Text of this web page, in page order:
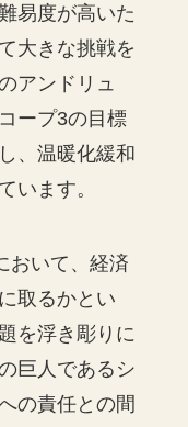
易度が高いた
大きな挑戦を
アンドリュ
ープ3の目標
、温暖化緩和
います。
おいて、経済
取るかとい
を浮き彫りに
巨人であるシ
の責任との間